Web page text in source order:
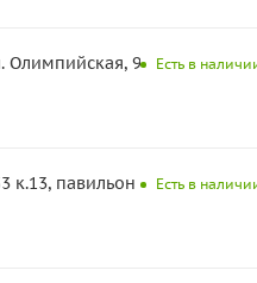
Олимпийская, 9 Есть в
к.13, павильон 17Есть в